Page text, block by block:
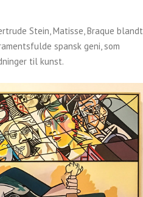
Stein, Matisse, Braque blandt
spansk geni, som
til kunst.